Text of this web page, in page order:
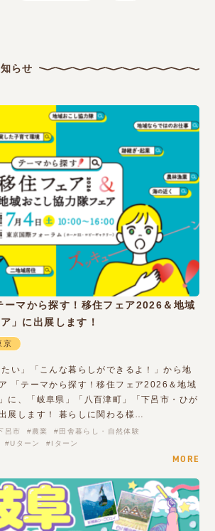
らせ
ーマから探す！移住フェア2026＆地域
」に出展します！
京
い」「こんな暮らしができるよ！」から地
「テーマから探す！移住フェア2026＆地域
に、「岐阜県」「八百津町」「下呂市・ひが
展します！ 暮らしに関わる様…
呂市 農業
田舎暮らし・自然体験
Uターン Iターン
MORE